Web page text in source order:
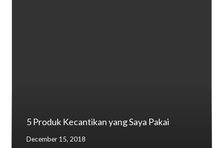
5 Produk Kecantikan yang Saya Pakai
December 15, 2018